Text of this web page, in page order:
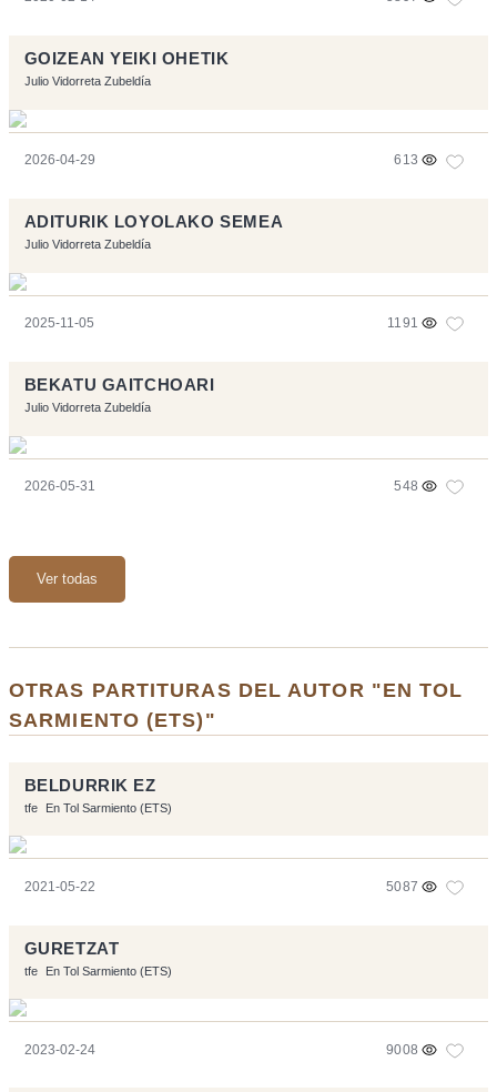
GOIZEAN YEIKI OHETIK
Julio Vidorreta Zubeldía
2026-04-29 613
ADITURIK LOYOLAKO SEMEA
Julio Vidorreta Zubeldía
2025-11-05 1191
BEKATU GAITCHOARI
Julio Vidorreta Zubeldía
2026-05-31 548
Ver todas
OTRAS PARTITURAS DEL AUTOR "EN TOL
SARMIENTO (ETS)"
BELDURRIK EZ
tfe En Tol Sarmiento (ETS)
2021-05-22 5087
GURETZAT
tfe En Tol Sarmiento (ETS)
2023-02-24 9008